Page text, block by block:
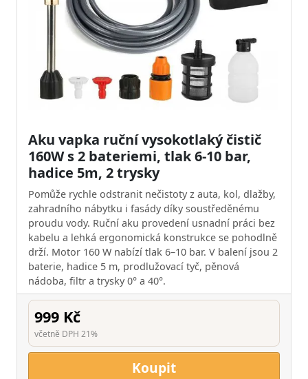
Aku vapka ruční vysokotlaký čistič
160W s 2 bateriemi, tlak 6-10 bar,
hadice 5m, 2 trysky
Pomůže rychle odstranit nečistoty z auta, kol, dlažby,
zahradního nábytku i fasády díky soustředěnému
proudu vody. Ruční aku provedení usnadní práci bez
kabelu a lehká ergonomická konstrukce se pohodlně
drží. Motor 160 W nabízí tlak 6–10 bar. V balení jsou 2
baterie, hadice 5 m, prodlužovací tyč, pěnová
nádoba, filtr a trysky 0° a 40°.
999 Kč
včetně DPH 21%
Koupit